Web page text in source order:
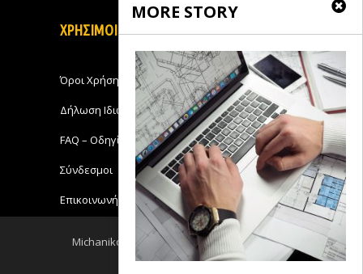
MORE STORY
ΧΡΗΣΙΜΟΙ ΣΥΝΔΕΣΜΟΙ
Όροι Χρήσης
Δήλωση Ιδιωτικότητας
FAQ – Οδηγίες Χρήσης
Σύνδεσμοι
Επικοινωνήστε με το Michanikos-Online
Michanikos-Online 2018 - All Rights Reserved
Back to top